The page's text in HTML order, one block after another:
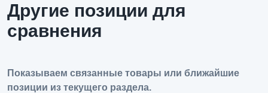
Другие позиции для
сравнения
Показываем связанные товары или ближайшие
позиции из текущего раздела.